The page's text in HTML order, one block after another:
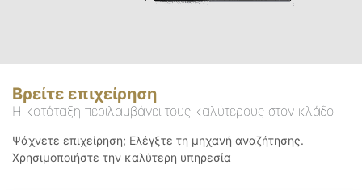
Βρείτε επιχείρηση
Η κατάταξη περιλαμβάνει τους καλύτερους στον κλάδο
Ψάχνετε επιχείρηση; Ελέγξτε τη μηχανή αναζήτησης.
Χρησιμοποιήστε την καλύτερη υπηρεσία